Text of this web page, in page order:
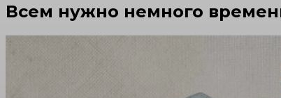
Всем нужно немного